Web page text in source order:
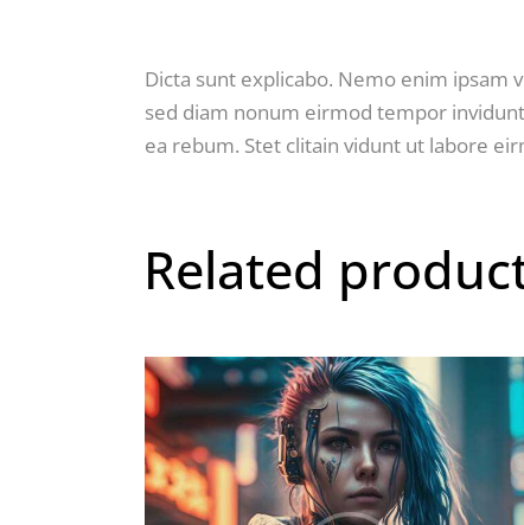
Dicta sunt explicabo. Nemo enim ipsam
sed diam nonum eirmod tempor
ea rebum. Stet clitain vidunt ut labore
Related